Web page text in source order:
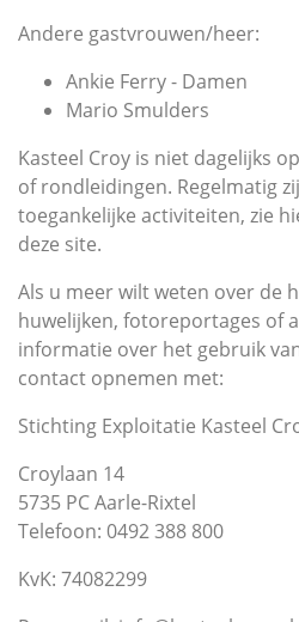
Andere gastvrouwen/heer:
Ankie Ferry - Damen
Mario Smulders
Kasteel Croy is niet dagelijks
of rondleidingen. Regelmatig
toegankelijke activiteiten, zie
deze site.
Als u meer wilt weten over de
huwelijken, fotoreportages of
informatie over het gebruik
contact opnemen met:
Stichting Exploitatie Kasteel
Croylaan 14
5735 PC Aarle-Rixtel
Telefoon: 0492 388 800
KvK: 74082299